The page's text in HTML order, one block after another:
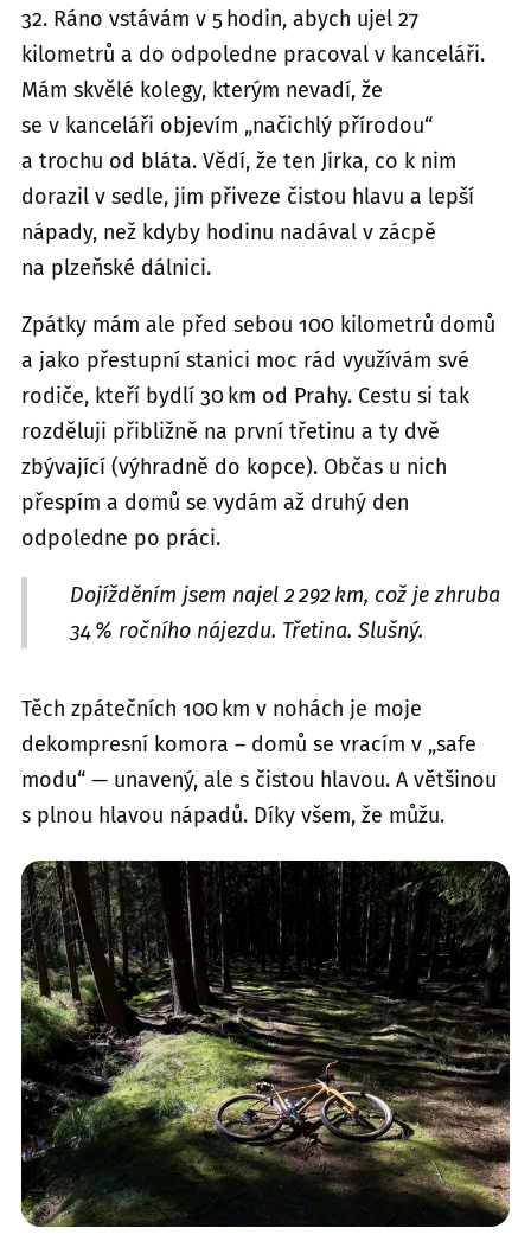
32. Ráno vstávám v 5 hodin, abych ujel 27
kilometrů a do odpoledne pracoval v kanceláři.
Mám skvělé kolegy, kterým nevadí, že
se v kanceláři objevím „načichlý přírodou“
a trochu od bláta. Vědí, že ten Jirka, co k nim
dorazil v sedle, jim přiveze čistou hlavu a lepší
nápady, než kdyby hodinu nadával v zácpě
na plzeňské dálnici.
Zpátky mám ale před sebou 100 kilometrů domů
a jako přestupní stanici moc rád využívám své
rodiče, kteří bydlí 30 km od Prahy. Cestu si tak
rozděluji přibližně na první třetinu a ty dvě
zbývající (výhradně do kopce). Občas u nich
přespím a domů se vydám až druhý den
odpoledne po práci.
Dojížděním jsem najel 2 292 km, což je zhruba
34 % ročního nájezdu. Třetina. Slušný.
Těch zpátečních 100 km v nohách je moje
dekompresní komora – domů se vracím v „safe
modu“ — unavený, ale s čistou hlavou. A většinou
s plnou hlavou nápadů. Díky všem, že můžu.